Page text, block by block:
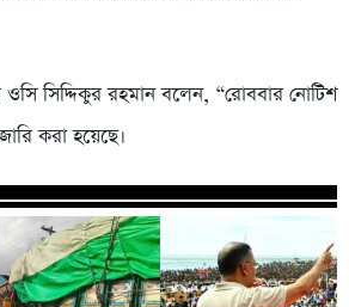
সিদ্দিকুর রহমান বলেন, “রোববার নোটিশ
করা হয়েছে।